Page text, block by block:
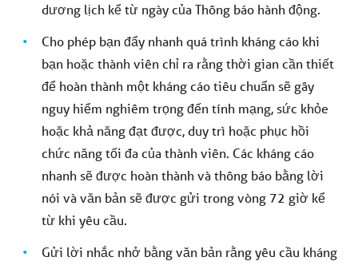
dương lịch kể từ ngày của Thông báo hành động.
Cho phép bạn đẩy nhanh quá trình kháng cáo khi
bạn hoặc thành viên chỉ ra rằng thời gian cần thiết
để hoàn thành một kháng cáo tiêu chuẩn sẽ gây
nguy hiểm nghiêm trọng đến tính mạng, sức khỏe
hoặc khả năng đạt được, duy trì hoặc phục hồi
chức năng tối đa của thành viên. Các kháng cáo
nhanh sẽ được hoàn thành và thông báo bằng lời
nói và văn bản sẽ được gửi trong vòng 72 giờ kể
từ khi yêu cầu.
Gửi lời nhắc nhở bằng văn bản rằng yêu cầu kháng